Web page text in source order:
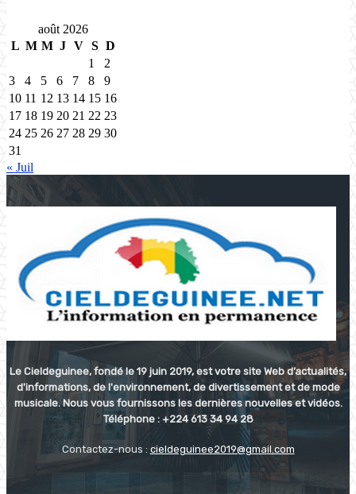
août 2026
L M M J V S D
1
2
3
4 5 6 7 8
9
10 11 12 13 14 15 16
17 18 19 20 21 22 23
24 25 26 27 28 29 30
31
« Juil
Le Cieldeguinee, fondé le 19 juin 2019, est votre site Web d’actualités,
d'informations, de l'environnement, de divertissement et de mode
musicale. Nous vous fournissons les dernières nouvelles et vidéos.
Téléphone : +224 613 34 94 28
Contactez-nous : cieldeguinee2019@gmail.com